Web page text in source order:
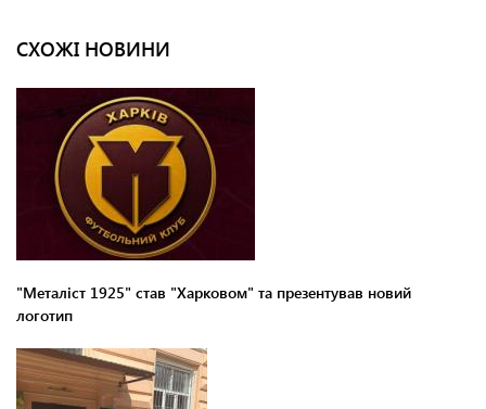
СХОЖІ НОВИНИ
"Металіст 1925" став "Харковом" та презентував новий
логотип